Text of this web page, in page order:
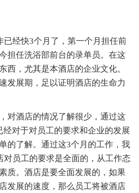
已经快3个月了，第一个月担任前
担任洗浴部前台的录单员。在这
西，尤其是本酒店的企业文化。
发展期，足以证明酒店的生命力
对酒店的情况了解很少，通过这
经对于对员工的要求和企业的发展
的了解。通过这3个月的工作，我
对员工的要求是全面的，从工作态
质。酒店是要全面发展的，如果
发展的速度，那么员工将被酒店